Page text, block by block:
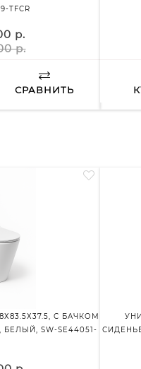
TFCR
р.
р.
СРАВНИТЬ
С БАЧКОМ
SW-SE44051-